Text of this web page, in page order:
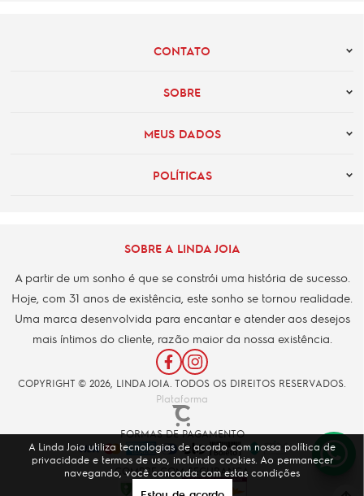
CONTATO
SOBRE
MEUS DADOS
POLÍTICAS
SOBRE A LINDA JOIA
A partir de um sonho é que se constrói uma história de sucesso.
Hoje, com 31 anos de existência, este sonho se tornou realidade.
Uma marca desenvolvida para encantar e atender aos desejos
mais íntimos do cliente, razão maior da nossa existência.
COPYRIGHT © 2026, LINDA JOIA. TODOS OS DIREITOS RESERVADOS.
Plataforma
FORMAS DE PAGAMENTO
COMPRE COM SEGURANÇA
A Linda Joia utiliza tecnologias de acordo com nossa política de
privacidade e termos de uso, incluindo cookies. Ao permanecer
navegando, você concorda com estas condições